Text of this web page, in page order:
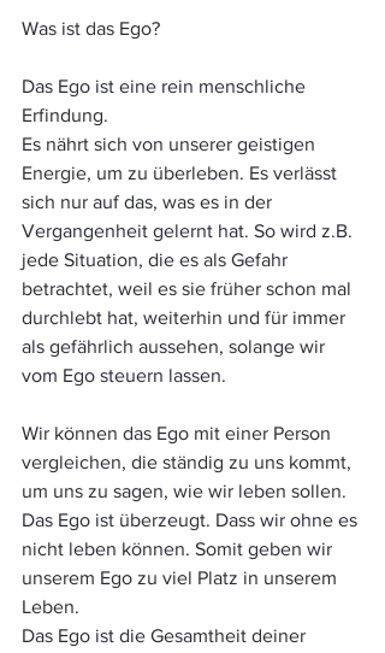
Was ist das Ego?
Das Ego ist eine rein menschliche
Erfindung.
Es nährt sich von unserer geistigen
Energie, um zu überleben. Es verlässt
sich nur auf das, was es in der
Vergangenheit gelernt hat. So wird z.B.
jede Situation, die es als Gefahr
betrachtet, weil es sie früher schon mal
durchlebt hat, weiterhin und für immer
als gefährlich aussehen, solange wir
vom Ego steuern lassen.
Wir können das Ego mit einer Person
vergleichen, die ständig zu uns kommt,
um uns zu sagen, wie wir leben sollen.
Das Ego ist überzeugt. Dass wir ohne es
nicht leben können. Somit geben wir
unserem Ego zu viel Platz in unserem
Leben.
Das Ego ist die Gesamtheit deiner